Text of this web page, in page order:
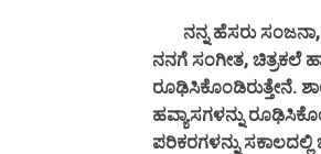
ನನ್ನ ಹೆಸರು ಸಂಜನಾ,
ನನಗೆ ಸಂಗೀತ, ಚಿತ್ರಕಲೆ
ರೂಢಿಸಿಕೊಂಡಿರುತ್ತೇನೆ.
ಹವ್ಯಾಸಗಳನ್ನು
ಪರಿಕರಗಳನ್ನು